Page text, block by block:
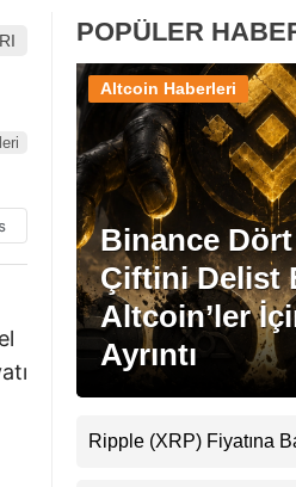
POPÜLER
Binance
Çiftini Delist
Altcoin’ler
Ayrıntı
Altcoin Haberleri
Ripple (XRP) Fiyatına